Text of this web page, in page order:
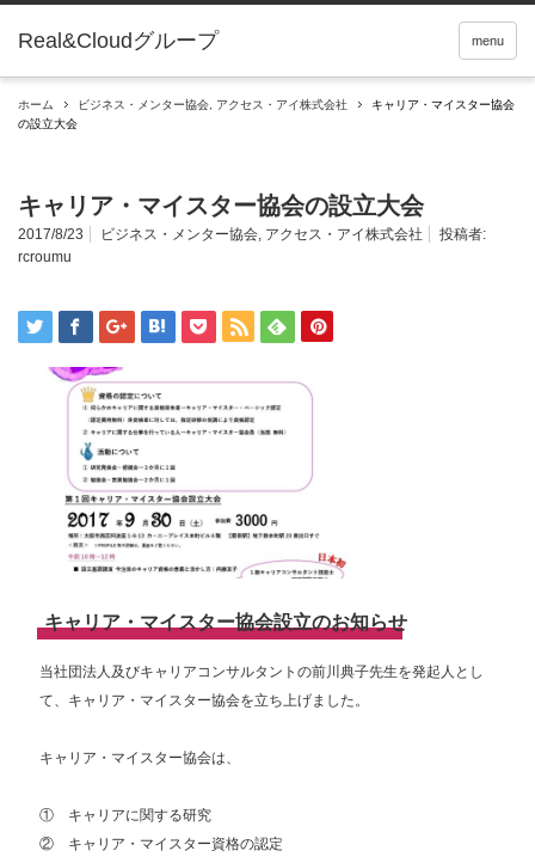
Real&Cloudグループ menu
ホーム ビジネス・メンター協会 アクセス・アイ株式会社
キャリア・マイスター協会
の設立大会
キャリア・マイスター協会の設立大会
2017/8/23 ビジネス・メンター協会, アクセス・アイ株式会社
投稿者:
rcroumu
キャリア・マイスター協会設立のお知らせ
当社団法人及びキャリアコンサルタントの前川典子先生を発起人とし
て、キャリア・マイスター協会を立ち上げました。
キャリア・マイスター協会は、
① キャリアに関する研究
② キャリア・マイスター資格の認定